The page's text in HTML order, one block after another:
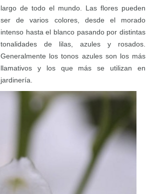
largo de todo el mundo. Las flores pueden
ser de varios colores, desde el morado
intenso hasta el blanco pasando por distintas
tonalidades de lilas, azules y rosados.
Generalmente los tonos azules son los más
llamativos y los que más se utilizan en
jardinería.